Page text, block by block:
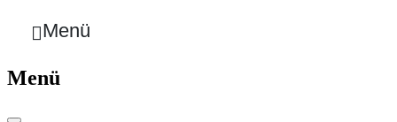
Menü
Menü